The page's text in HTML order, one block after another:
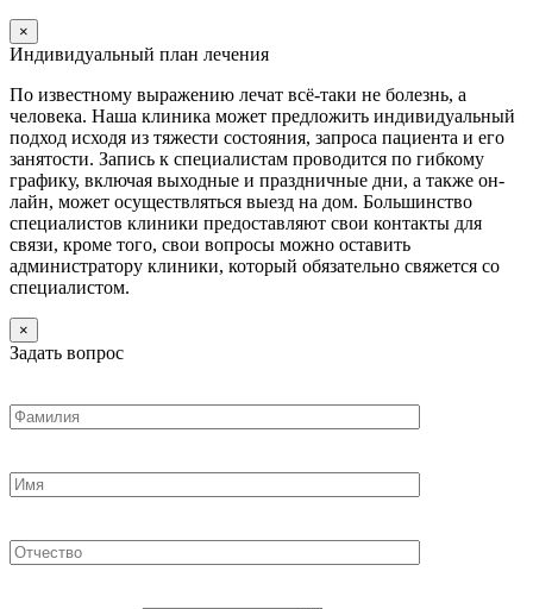
×
Индивидуальный план лечения
По известному выражению лечат всё-таки не болезнь, а
человека. Наша клиника может предложить индивидуальный
подход исходя из тяжести состояния, запроса пациента и его
занятости. Запись к специалистам проводится по гибкому
графику, включая выходные и праздничные дни, а также он-
лайн, может осуществляться выезд на дом. Большинство
специалистов клиники предоставляют свои контакты для
связи, кроме того, свои вопросы можно оставить
администратору клиники, который обязательно свяжется со
специалистом.
×
Задать вопрос